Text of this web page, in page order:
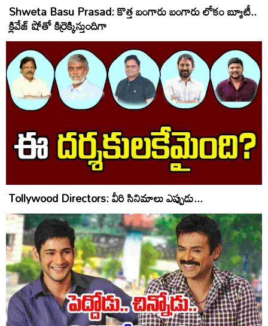
Shweta Basu Prasad: కొత్త బంగారు బంగారు లోకం బ్యూటీ..
క్లివేజ్ షోతో కిర్రెక్కిస్తుందిగా
Tollywood Directors: వీరి సినిమాలు ఎప్పుడు...